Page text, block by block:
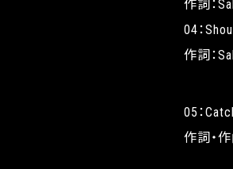
作詞：
04：
作詞：
05：
作詞・